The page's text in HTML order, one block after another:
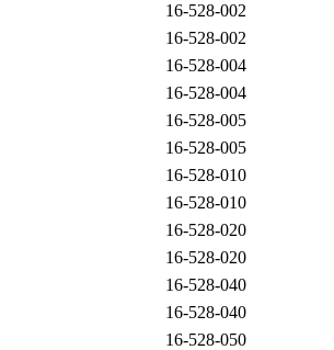
16-528-002
16-528-002
16-528-004
16-528-004
16-528-005
16-528-005
16-528-010
16-528-010
16-528-020
16-528-020
16-528-040
16-528-040
16-528-050